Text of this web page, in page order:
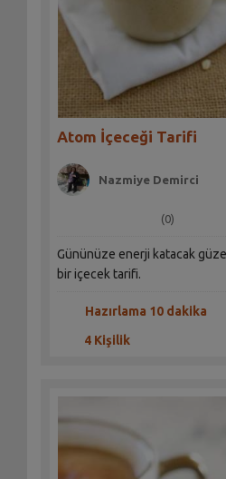
Atom İçeceği Tarifi
Nazmiye Demirci
(0)
Gününüze enerji katacak
bir içecek tarifi.
Hazırlama 10 dakika
4 Kişilik